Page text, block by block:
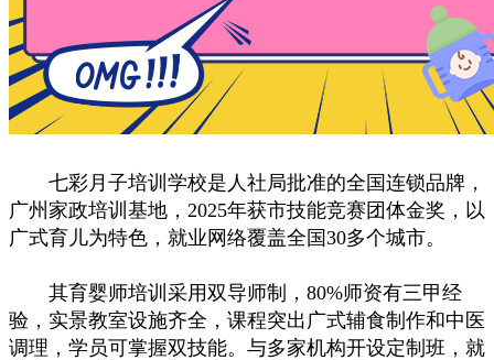
七彩月子培训学校是人社局批准的全国连锁品牌，
广州家政培训基地，2025年获市技能竞赛团体金奖，以
广式育儿为特色，就业网络覆盖全国30多个城市。
其育婴师培训采用双导师制，80%师资有三甲经
验，实景教室设施齐全，课程突出广式辅食制作和中医
调理，学员可掌握双技能。与多家机构开设定制班，就